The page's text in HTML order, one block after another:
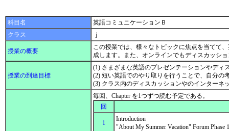
科目名
英語コミュニケーションＢ
クラス
ｊ
授業の概要
この授業では、様々なトピックに焦点を当てて
成します。また、オンラインでもディスカッシ
授業の到達目標
(1) さまざまな英語のプレゼンテーションやディ
(2) 短い英語でのやり取りを行うことで、自分の
(3) クラス内のディスカッションやのインター
毎回、Chapter を1つずつ読む予定である。
回
1
Introduction
"About My Summer Vacation" Forum Phase